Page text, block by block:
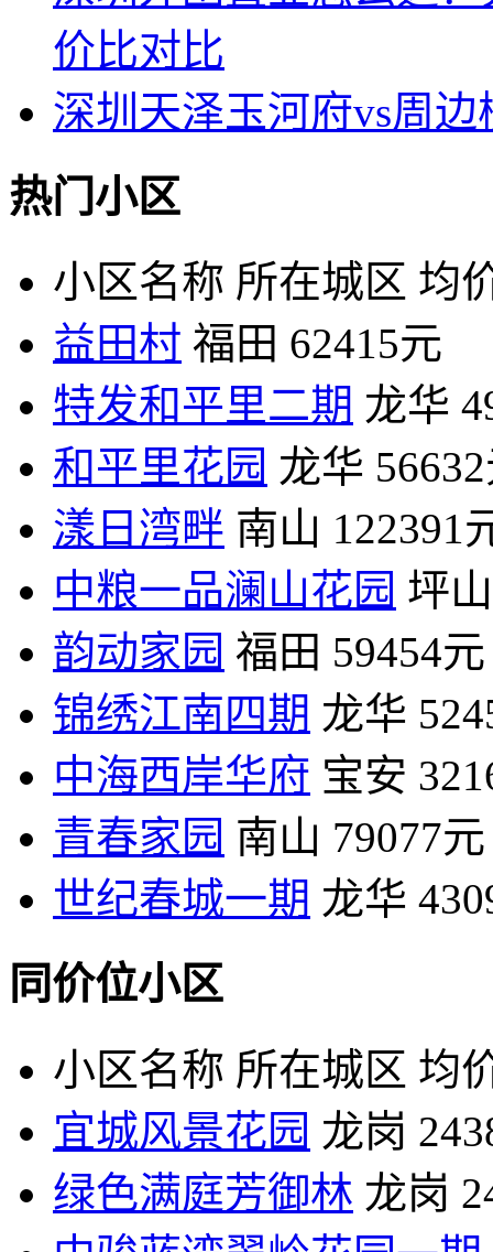
价比对比
深圳天泽玉河府vs周
热门小区
小区名称 所在城区 均
益田村 福田 62415元
特发和平里二期 龙华
和平里花园 龙华
漾日湾畔 南山 122391
中粮一品澜山花园 坪山
韵动家园 福田 59454元
锦绣江南四期 龙华
中海西岸华府 宝安
青春家园 南山 79077元
世纪春城一期 龙华
同价位小区
小区名称 所在城区 均
宜城风景花园 龙岗
绿色满庭芳御林 龙岗